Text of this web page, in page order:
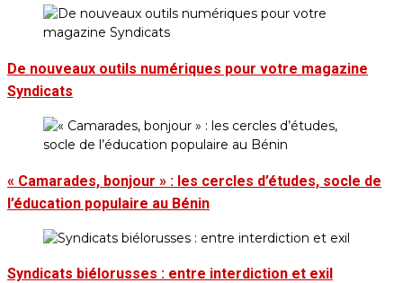
De nouveaux outils numériques pour votre magazine
Syndicats
« Camarades, bonjour » : les cercles d’études, socle de
l’éducation populaire au Bénin
Syndicats biélorusses : entre interdiction et exil